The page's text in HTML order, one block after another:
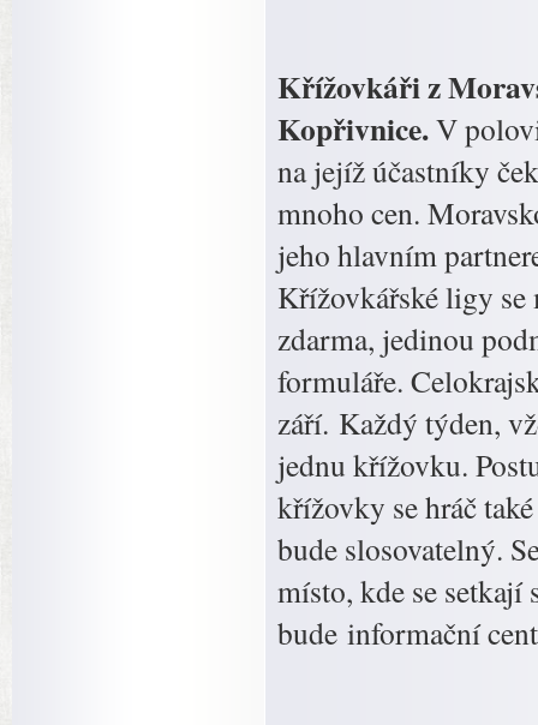
Křížovkáři z
Kopřivnice.V
na jejíž účastníky
mnoho cen.
jeho hlavním
Křížovkářské ligy se
zdarma, jedinou
formuláře.
září. Každý týden,
jednu křížovku.
křížovky se hráč
bude slosovatelný.
místo, kde se setkají
bude informační